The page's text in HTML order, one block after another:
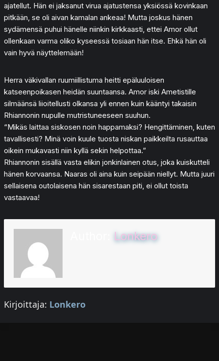
ajatellut. Hän ei jaksanut virua ajatustensa yksiössä kovinkaan
pitkään, se oli aivan kamalan ankeaa! Mutta joskus hänen
sydämensä puhui hänelle niinkin kirkkaasti, ettei Amor ollut
ollenkaan varma oliko kyseessä tosiaan hän itse. Ehkä hän oli
vain hyvä näyttelemään!
Herra väkivallan ruumiillistuma heitti epäluuloisen
katseenpoikasen heidän suuntaansa. Amor iski Ametistille
silmäänsä liioitellusti olkansa yli ennen kuin kääntyi takaisin
Rhiannonin nupulle mutristuneeseen suuhun.
“Mikäs laittaa siskosen noin happamaksi? Hengittäminen, kuten
tavallisesti? Minä voin kuule tuosta niskan paikkeilta rusauttaa
oikein mukavasti niin kyllä sekin helpottaa.”
Rhiannonin sisällä vasta elikin jonkinlainen otus, joka kuiskutteli
hänen korvaansa. Naaras oli aina kuin seipään niellyt. Mutta juuri
sellaisena outolaisena hän sisarestaan piti, ei ollut toista
vastaavaa!
Lonkero
Kirjoittaja: Lonkero